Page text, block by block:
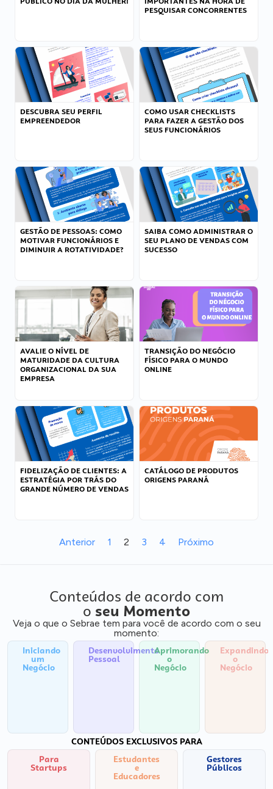
PESQUISAR CONCORRENTES
DESCUBRA SEU PERFIL
EMPREENDEDOR
COMO USAR CHECKLISTS
PARA FAZER A GESTÃO DOS
SEUS FUNCIONÁRIOS
GESTÃO DE PESSOAS: COMO
MOTIVAR FUNCIONÁRIOS E
DIMINUIR A ROTATIVIDADE?
SAIBA COMO ADMINISTRAR O
SEU PLANO DE VENDAS COM
SUCESSO
AVALIE O NÍVEL DE
MATURIDADE DA CULTURA
ORGANIZACIONAL DA SUA
EMPRESA
TRANSIÇÃO DO NEGÓCIO
FÍSICO PARA O MUNDO
ONLINE
FIDELIZAÇÃO DE CLIENTES: A
ESTRATÉGIA POR TRÁS DO
GRANDE NÚMERO DE VENDAS
CATÁLOGO DE PRODUTOS
ORIGENS PARANÁ
Anterior 1 2 3 4 Próximo
Conteúdos de acordo com
o seu Momento
Veja o que o Sebrae tem para você de acordo com o seu
momento:
Iniciando
um
Negócio
Desenvolvimento
Pessoal
Aprimorando
o
Negócio
Expandindo
o
Negócio
CONTEÚDOS EXCLUSIVOS PARA
Para
Startups
Estudantes
e
Educadores
Gestores
Públicos